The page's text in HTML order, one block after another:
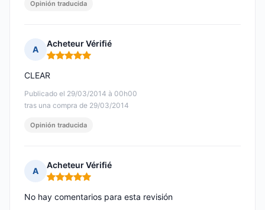
Opinión traducida
A
Acheteur Vérifié
Nota: 5 de 5
Publicado el 29/03/2014 à 00h00
tras una compra de 29/03/2014
CLEAR
Opinión traducida
A
Acheteur Vérifié
Nota: 5 de 5
No hay comentarios para esta revisión